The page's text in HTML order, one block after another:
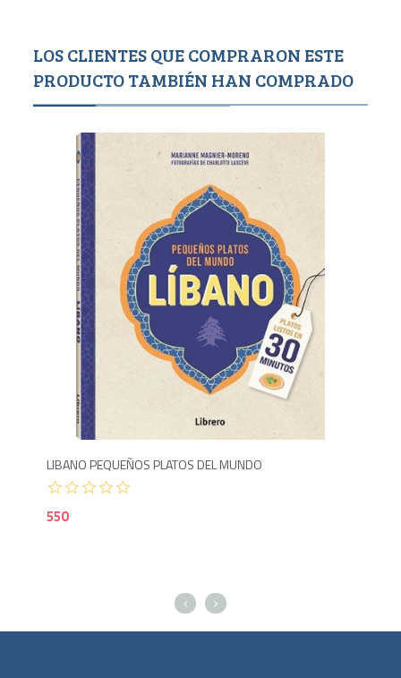
LOS CLIENTES QUE COMPRARON ESTE
PRODUCTO TAMBIÉN HAN COMPRADO
LIBANO PEQUEÑOS PLATOS DEL MUNDO
550
Agotado